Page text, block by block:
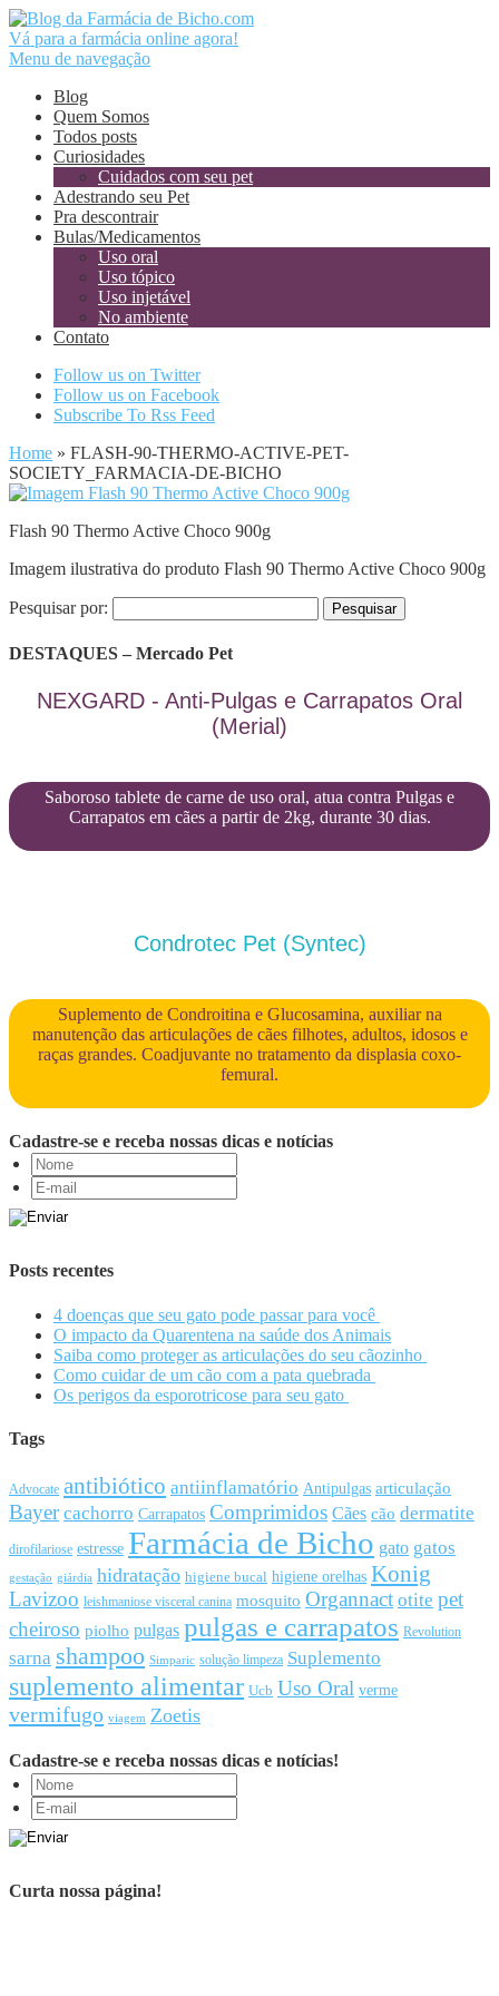
Vá para a farmácia online agora!
Menu de navegação
Blog
Quem Somos
Todos posts
Curiosidades
Cuidados com seu pet
Adestrando seu Pet
Pra descontrair
Bulas/Medicamentos
Uso oral
Uso tópico
Uso injetável
No ambiente
Contato
Follow us on Twitter
Follow us on Facebook
Subscribe To Rss Feed
Home » FLASH-90-THERMO-ACTIVE-PET-
SOCIETY_FARMACIA-DE-BICHO
Flash 90 Thermo Active Choco 900g
Imagem ilustrativa do produto Flash 90 Thermo Active Choco 900g
Pesquisar por:
DESTAQUES – Mercado Pet
NEXGARD - Anti-Pulgas e Carrapatos Oral
(Merial)
Saboroso tablete de carne de uso oral, atua contra Pulgas e
Carrapatos em cães a partir de 2kg, durante 30 dias.
Condrotec Pet (Syntec)
Suplemento de Condroitina e Glucosamina, auxiliar na
manutenção das articulações de cães filhotes, adultos, idosos e
raças grandes. Coadjuvante no tratamento da displasia coxo-
femural.
Cadastre-se e receba nossas dicas e notícias
Posts recentes
4 doenças que seu gato pode passar para você
O impacto da Quarentena na saúde dos Animais
Saiba como proteger as articulações do seu cãozinho
Como cuidar de um cão com a pata quebrada
Os perigos da esporotricose para seu gato
Tags
Advocate antibiótico antiinflamatório Antipulgas articulação
Bayer cachorro Carrapatos Comprimidos Cães cão dermatite
dirofilariose estresse Farmácia de Bicho gato gatos
gestação giárdia hidratação higiene bucal higiene orelhas Konig
Lavizoo leishmaniose visceral canina mosquito Organnact otite pet
cheiroso piolho pulgas pulgas e carrapatos Revolution
sarna shampoo Simparic solução limpeza Suplemento
suplemento alimentar Ucb Uso Oral verme
vermifugo viagem Zoetis
Cadastre-se e receba nossas dicas e notícias!
Curta nossa página!